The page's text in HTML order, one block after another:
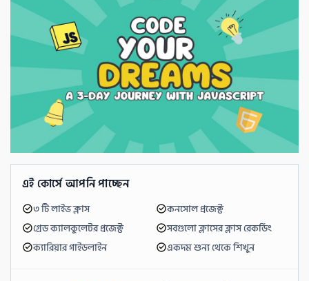
এই কোর্সে আপনি পাচ্ছেন
৩ টি লাইভ ক্লাস
কনসোল প্রজেক্ট
গ্রেড ক্যালকুলেটর প্রজেক্ট
সবগুলো ক্লাসের ক্লাস রেকর্ডিং
ক্যারিয়ার গাইডলাইন
একদম শুন্য থেকে শিখুন